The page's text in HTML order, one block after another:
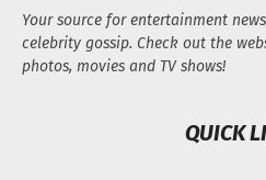
Your source for entertainment
celebrity gossip. Check out the
photos, movies and TV shows!
QUICK